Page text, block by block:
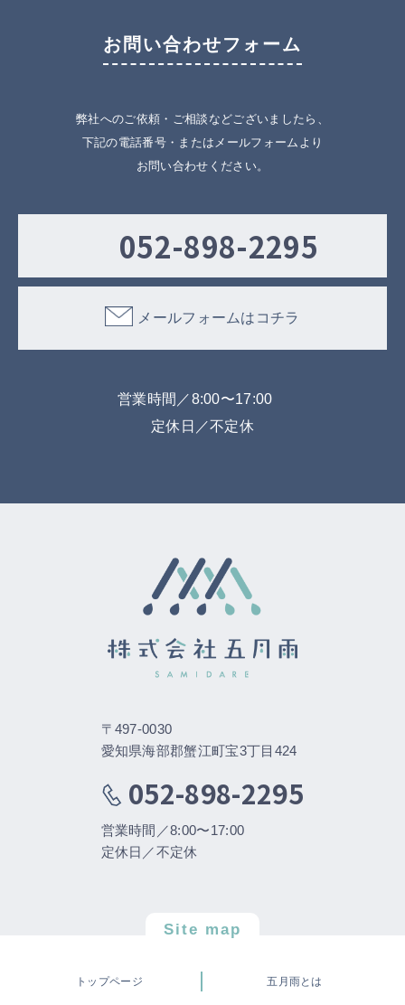
お問い合わせフォーム
弊社へのご依頼・ご相談などございましたら、
下記の電話番号・またはメールフォームより
お問い合わせください。
052-898-2295
メールフォームはコチラ
営業時間／8:00〜17:00
定休日／不定休
〒497-0030
愛知県海部郡蟹江町宝3丁目424
052-898-2295
営業時間／8:00〜17:00
定休日／不定休
Site map
トップページ 五月雨とは